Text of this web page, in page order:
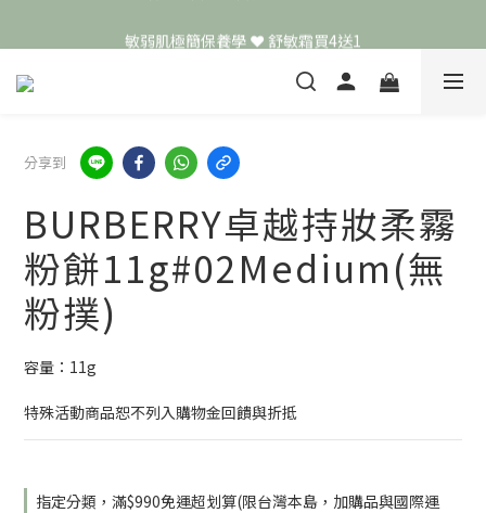
📣 加入LINE好友送50元
分享到
BURBERRY卓越持妝柔霧
粉餅11g#02Medium(無
粉撲)
容量：11g
特殊活動商品恕不列入購物金回饋與折抵
指定分類，滿$990免運超划算(限台灣本島，加購品與國際運